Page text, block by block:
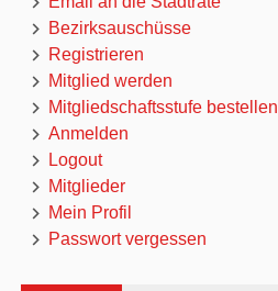
Bezirksauschüsse
Registrieren
Mitglied werden
Mitgliedschaftsstufe bestellen
Anmelden
Logout
Mitglieder
Mein Profil
Passwort vergessen